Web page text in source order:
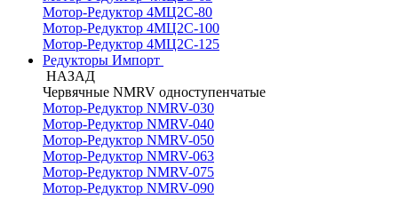
Мотор-Редуктор 4МЦ2С-80
Мотор-Редуктор 4МЦ2С-100
Мотор-Редуктор 4МЦ2С-125
Редукторы Импорт
НАЗАД
Червячные NMRV одноступенчатые
Мотор-Редуктор NMRV-030
Мотор-Редуктор NMRV-040
Мотор-Редуктор NMRV-050
Мотор-Редуктор NMRV-063
Мотор-Редуктор NMRV-075
Мотор-Редуктор NMRV-090